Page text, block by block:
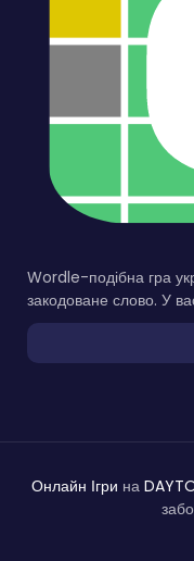
Wordle-подібна гра
закодоване слово. У
Онлайн Ігри на